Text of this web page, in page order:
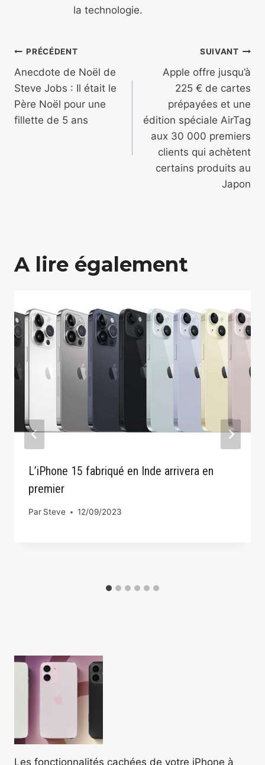
la technologie.
Navigation
de
l’article
PRÉCÉDENT
Anecdote de Noël de
Steve Jobs : Il était le
Père Noël pour une
fillette de 5 ans
SUIVANT
Apple offre jusqu’à
225 € de cartes
prépayées et une
édition spéciale AirTag
aux 30 000 premiers
clients qui achètent
certains produits au
Japon
A lire également
L’iPhone 15 fabriqué en Inde arrivera en
premier
Par Steve 12/09/2023
Les fonctionnalités cachées de votre iPhone à